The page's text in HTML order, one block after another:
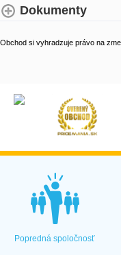
Dokumenty
Obchod si vyhradzuje právo na
Popredná spoločnosť